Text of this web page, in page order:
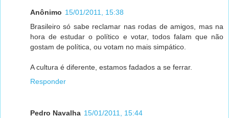
Anônimo 15/01/2011, 15:38
Brasileiro só sabe reclamar nas rodas de amigos, mas na
hora de estudar o político e votar, todos falam que não
gostam de política, ou votam no mais simpático.
A cultura é diferente, estamos fadados a se ferrar.
Responder
Pedro Navalha 15/01/2011, 15:44